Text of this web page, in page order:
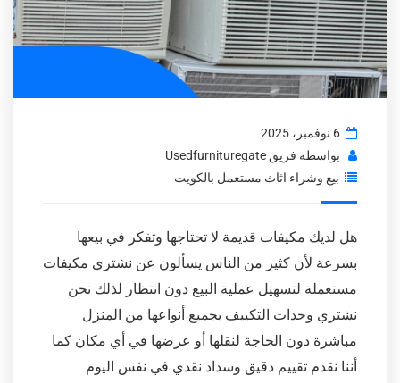
6 نوفمبر، 2025
بواسطة فريق Usedfurnituregate
بيع وشراء اثاث مستعمل بالكويت
هل لديك مكيفات قديمة لا تحتاجها وتفكر في بيعها
بسرعة لأن كثير من الناس يسألون عن نشتري مكيفات
مستعملة لتسهيل عملية البيع دون انتظار لذلك نحن
نشتري وحدات التكييف بجميع أنواعها من المنزل
مباشرة دون الحاجة لنقلها أو عرضها في أي مكان كما
أننا نقدم تقييم دقيق وسداد نقدي في نفس اليوم